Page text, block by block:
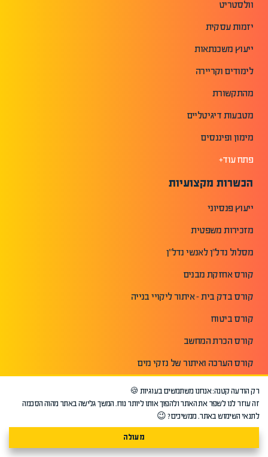
וולסטריט
יזמות עסקית
ייעוץ משכנתאות
לימודים וקריירה
מהתקשורת
מטבעות דיגיטליים
מימון ופיננסים
פתח עוד+
הכשרות מקצועיות
ייעוץ פנסיוני
מזכירות משפטית
מסלול נדל"ן לאנשי נדל"ן
קורס אחזקת מבנים
קורס בדק בית - איתור ליקויי בנייה
קורס ביטוח
קורס הכרת המחשב
קורס הערכה ואיתור של נזקי מים
קורס השקעות נדלן ארצות ארה"ב
קורס יזמות נדלן
קורס יזמות עסקית והקמת עסק
רק הודעה קטנה: אנחנו משתמשים בעוגיות 🍪
זה עוזר לנו לשפר את האתר ולהפוך אותו ליותר נוח. המשך גלישה באתר מהוה הסכמה
לתנאי השימוש באתר. ממשיכים? 😉
מעולה